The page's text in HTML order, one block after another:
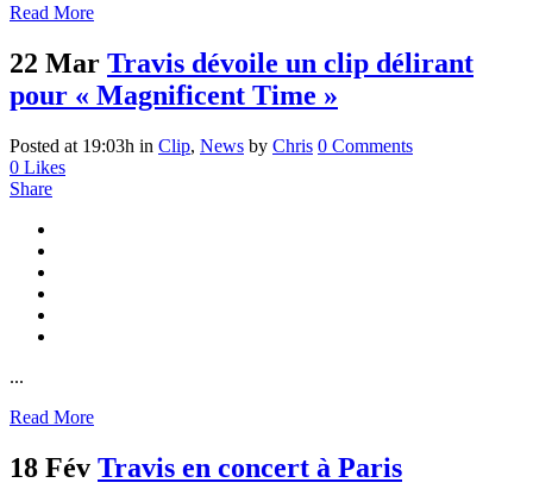
Read More
22 Mar Travis dévoile un clip délirant
pour « Magnificent Time »
Posted at 19:03h in Clip, News by Chris 0 Comments
0 Likes
Share
...
Read More
18 Fév Travis en concert à Paris